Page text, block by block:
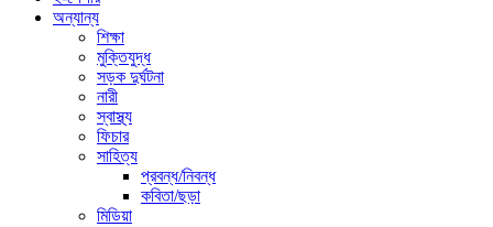
অন্যান্য
শিক্ষা
মুক্তিযুদ্ধ
সড়ক দুর্ঘটনা
নারী
স্বাস্থ্য
ফিচার
সাহিত্য
প্রবন্ধ/নিবন্ধ
কবিতা/ছড়া
মিডিয়া